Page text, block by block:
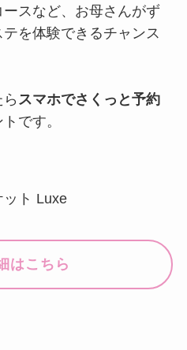
スなど、お母さんがず
を体験できるチャンス
スマホでさくっと予約
です。
ト Luxe
はこちら